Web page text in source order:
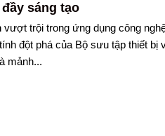
sáng tạo
vượt trội trong ứng dụng công
đột phá của Bộ sưu tập thiết bị
mảnh...